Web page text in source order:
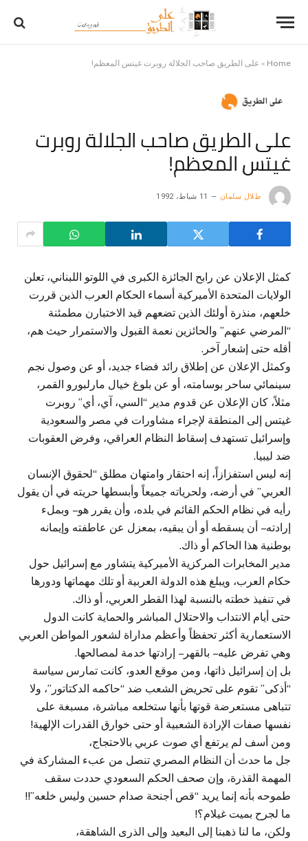
Home
» على الطريق صاحب الجلالة روبرت غيتس المعظم!
على الطريق صاحب الجلالة روبرت
غيتس المعظم!
طلال سلمان 11 شباط، 1992
كمثل الإعلان عن رابح الجائزة الكبرى في اللوتو اللبناني، تعلن
الولايات المتحدة الأميركية أسماء الحكام العرب الذين قررت
خلعهم، منذرة أولئك الذين تضعهم قيد الاختبارن مطمئنة
“المرضي عنهم” والحائزين نعمة القبول والاستمرار حيث هم،
أقله حتى إشعار آخر.
وكمثل الإعلان عن إطلاق رائد فضاء جديد، أو عن وصول نجم
سينمائي ساحر بوسامته، أو عن بلوغ خيال مارلبورو القمر،
مثلاً، كان الإعلان عن قدوم مدير “السي، آي، أي” روبرت
غيتس إلى المنطقة لإجراء مشاورات في مصر والسعودية
وإسرائيل تستهدف إسقاط النظام العراقي، وفرض العقوبات
ضد ليبيا.
إنه ليس استفزازاً، إنه احتقار وامتهان مطلق “لحقوق الإنسان
العربي” في أرضه، ولحرياته جميعاً وأبسطها حريته في أن يقول
رأيه في نظام الحكم القائم في بلده، وأن يقرر هو – وبملء
إرادته – أن يسقطه أو أن يبقيه، بمعزل عن عاطفته وإيمانه
بوطنية هذا الحاكم أو ذاك.
مدير المخابرات المركزية الأميركية يتشاور مع إسرائيل حول
حكام العرب، ويبلغ هذه الدولة العربية أو تلك مهماتها ودورها
في تنفيذ خطته بالنسبة لهذا القطر العربي، أو ذاك.
حتى أيام الانتداب والاحتلال المباشر والحماية كانت الدول
الاستعمارية أكثر تحفظاً وأعظم مداراة لشعور المواطن العربي
وهي تفرض عليه – بالقهر – إرادتها خدمة لمصالحها.
بل إن إسرائيل ذاتها، ومن موقع العدو، كانت تمارس سياسة
“أذكى” تقوم على تحريض الشعب ضد “حاكمه الدكتاتور”، ولا
تتباهى مستعرضة قوتها بأنها ستخلعه مباشرة، مسبغة على
نفسها صفات الإرادة الشعبية أو حتى خوارق القدرات الإلهية!
ومن أسف لم يرتفع أي صوت عربي بالاحتجاج،
جل ما حدث أن النظام المصري تنصل من عبء المشاركة في
المهمة القذرة، وإن صحف الحكم السعودي حددت سقف
طموحه بأنه إنما يريد “قص أجنحة صدام حسين وليس خلعه”!!
ما لجرح بميت غيلام؟!
ولكن، ما لنا ذهبنا إلى البعيد وإلى الذرى الشاهقة،